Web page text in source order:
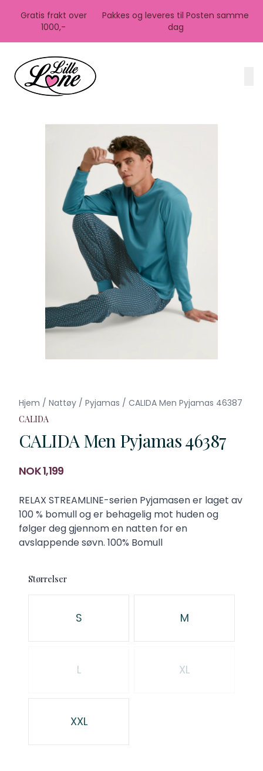
Gratis frakt over
1000,-
Pakkes og leveres til Posten samme
dag
Hjem / Nattøy / Pyjamas / CALIDA Men Pyjamas 46387
CALIDA
CALIDA Men Pyjamas 46387
Produktdetaljer
NOK 1,199
Description
RELAX STREAMLINE-serien Pyjamasen er laget av
100 % bomull og er behagelig mot huden og
følger deg gjennom en natten for en
avslappende søvn. 100% Bomull
Størrelser
Velg en Størrelser
S M
L XL
XXL